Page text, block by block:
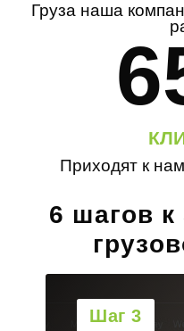
Груза наша
Приходят к
6 шагов к
Шаг 4